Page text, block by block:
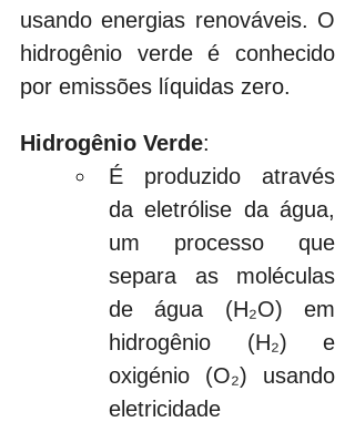
usando energias renováveis. O
hidrogênio verde é conhecido
por emissões líquidas zero.
Hidrogênio Verde:
É produzido através
da eletrólise da água,
um processo que
separa as moléculas
de água (H₂O) em
hidrogênio (H₂) e
oxigénio (O₂) usando
eletricidade